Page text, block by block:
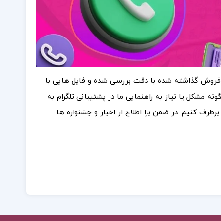
گذاشته شده با دقت بررسی شده و فایل هایی با
مشکل یا نیاز به راهنمایی ما در پشتیبانی تلگرام به
کنیم. در ضمن برا اطلاع از اخبار و جشنواره ها